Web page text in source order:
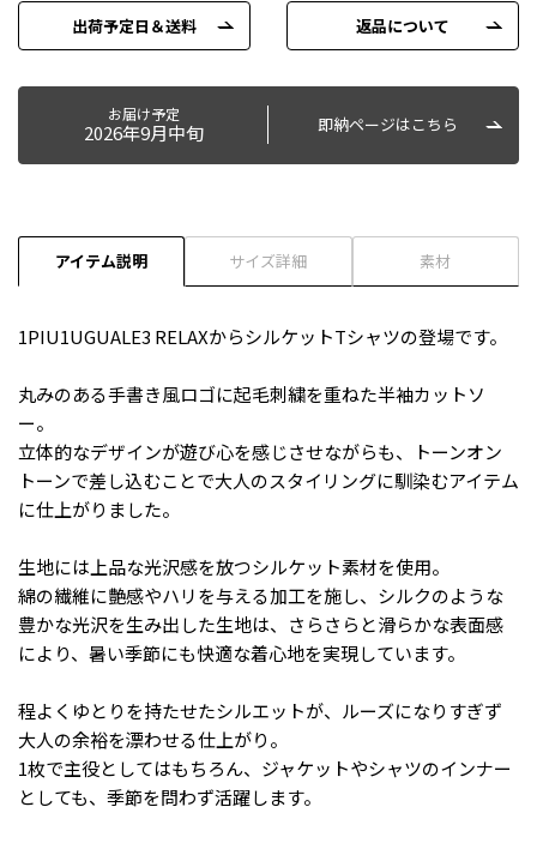
出荷予定日＆送料 返品について
お届け予定
2026年9月中旬 即納ページはこちら
アイテム説明 サイズ詳細 素材
1PIU1UGUALE3 RELAXからシルケットTシャツの登場です。
丸みのある手書き風ロゴに起毛刺繍を重ねた半袖カットソ
ー。
立体的なデザインが遊び心を感じさせながらも、トーンオン
トーンで差し込むことで大人のスタイリングに馴染むアイテム
に仕上がりました。
生地には上品な光沢感を放つシルケット素材を使用。
綿の繊維に艶感やハリを与える加工を施し、シルクのような
豊かな光沢を生み出した生地は、さらさらと滑らかな表面感
により、暑い季節にも快適な着心地を実現しています。
程よくゆとりを持たせたシルエットが、ルーズになりすぎず
大人の余裕を漂わせる仕上がり。
1枚で主役としてはもちろん、ジャケットやシャツのインナー
としても、季節を問わず活躍します。